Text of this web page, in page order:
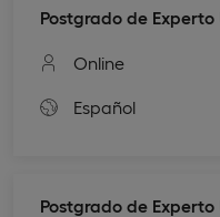
Postgrado de
Online
Español
Postgrado de